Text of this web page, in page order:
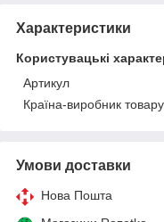
Характеристики
Користувацькі
Артикул
Країна-виробник товару
Умови доставки
Нова Пошта